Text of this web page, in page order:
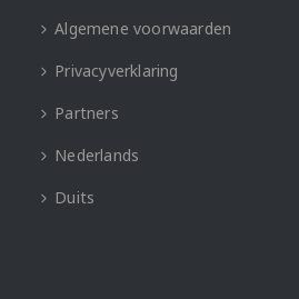
Algemene voorwaarden
Privacyverklaring
Partners
Nederlands
Duits